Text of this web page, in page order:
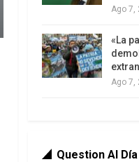
Ago 7,
«La
Ago 7,
Question Al Día